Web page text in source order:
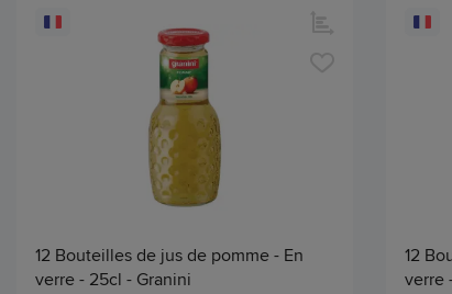
12 Bouteilles de jus de pomme - En
verre - 25cl - Granini
12
verre